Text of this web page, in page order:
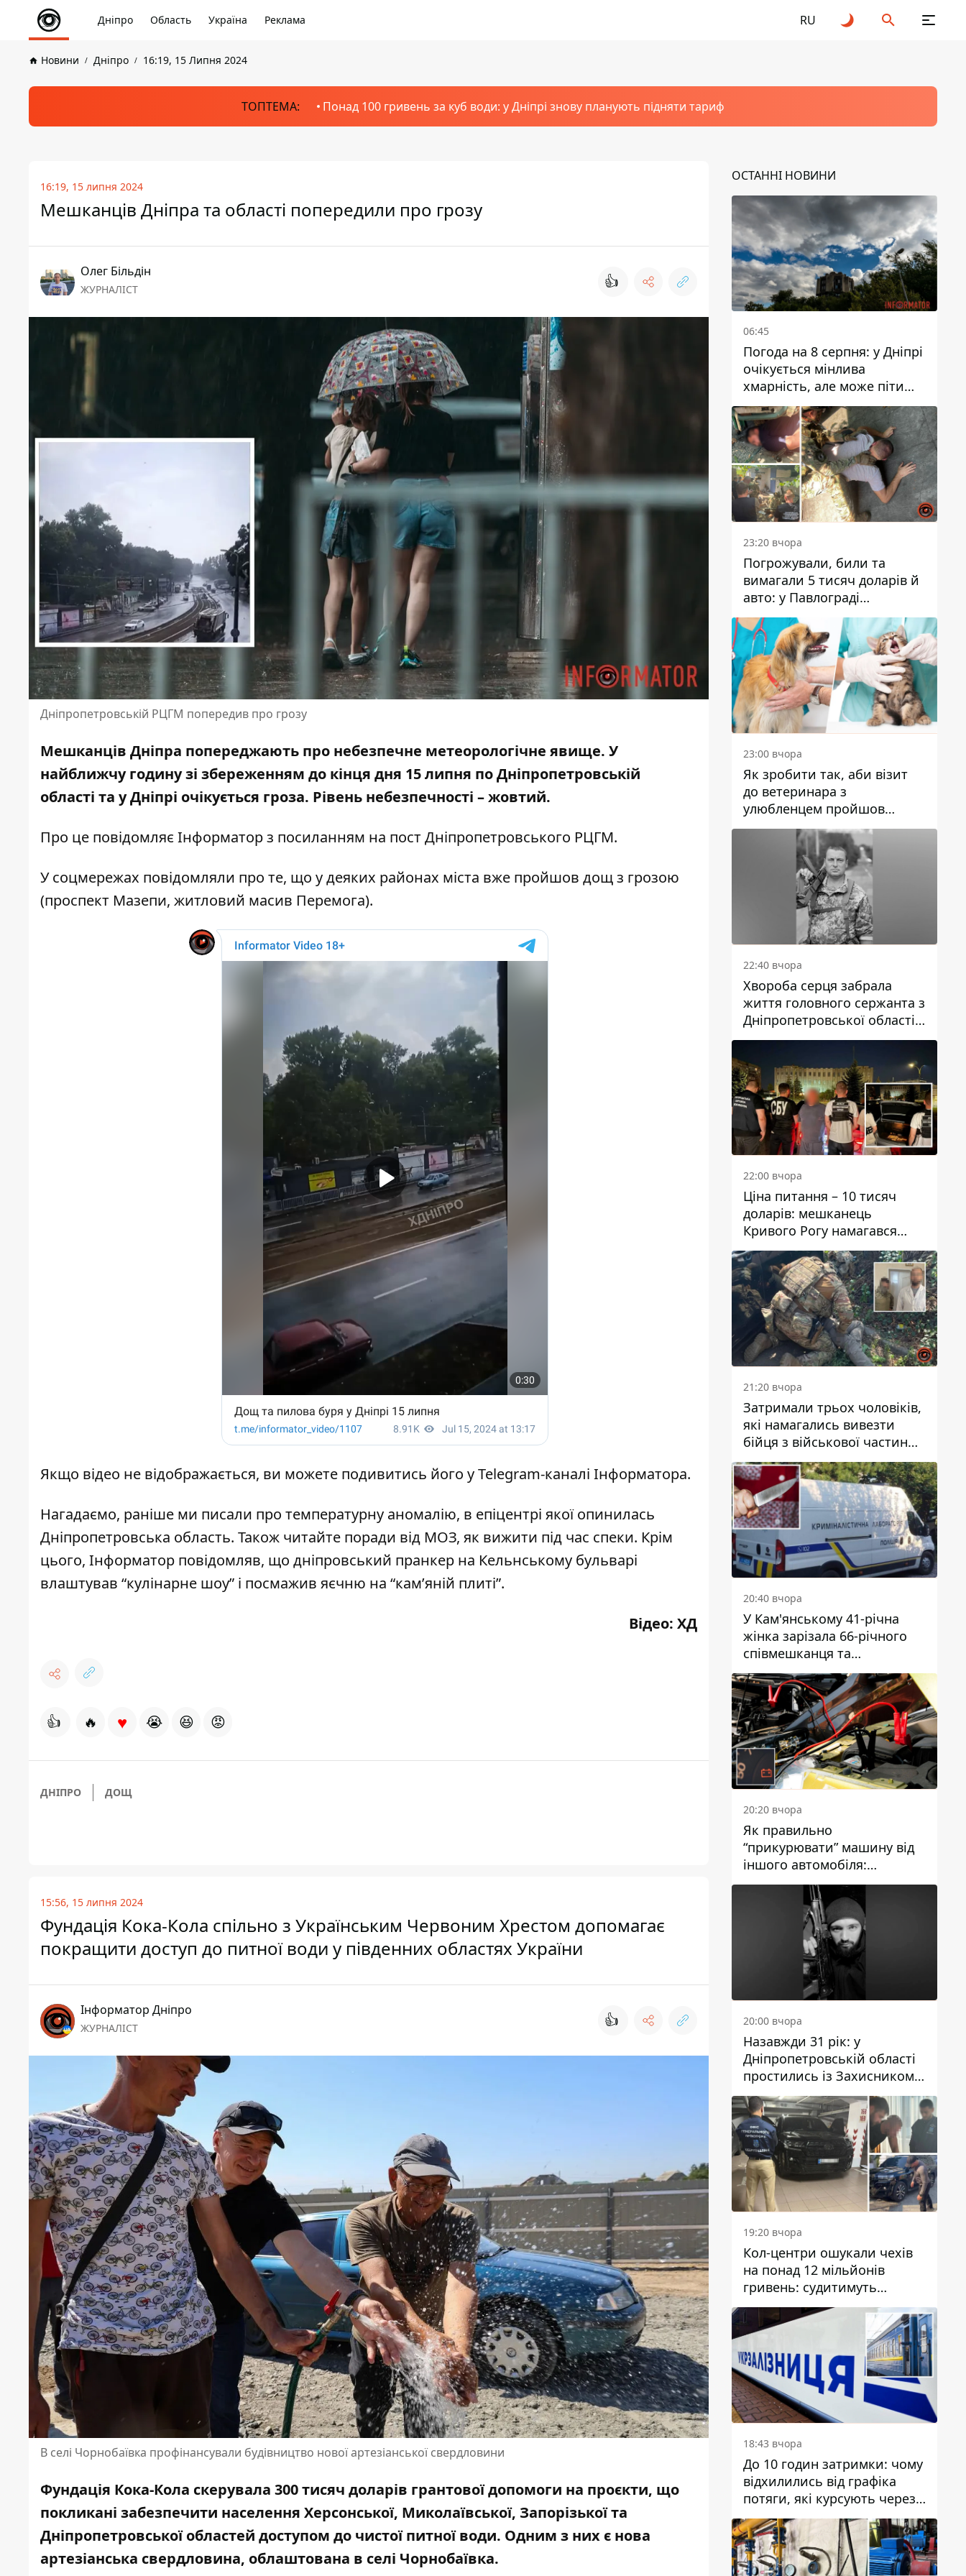
Дніпро Область Україна Реклама RU
Новини Дніпро 16:19, 15 Липня 2024
ТОПТЕМА: Понад 100 гривень за куб води: у Дніпрі знову планують підняти тариф
16:19, 15 липня 2024
Мешканців Дніпра та області попередили про грозу
Олег Більдін
ЖУРНАЛІСТ 👍
Дніпропетровській РЦГМ попередив про грозу
Мешканців Дніпра попереджають про небезпечне метеорологічне явище. У
найближчу годину зі збереженням до кінця дня 15 липня по Дніпропетровській
області та у Дніпрі очікується гроза. Рівень небезпечності – жовтий.
Про це повідомляє Інформатор з посиланням на пост Дніпропетровського РЦГМ.
У соцмережах повідомляли про те, що у деяких районах міста вже пройшов дощ з грозою
(проспект Мазепи, житловий масив Перемога).
Якщо відео не відображається, ви можете подивитись його у Telegram-каналі Інформатора.
Нагадаємо, раніше ми писали про температурну аномалію, в епіцентрі якої опинилась
Дніпропетровська область. Також читайте поради від МОЗ, як вижити під час спеки. Крім
цього, Інформатор повідомляв, що дніпровський пранкер на Кельнському бульварі
влаштував “кулінарне шоу” і посмажив яєчню на “кам’яній плиті”.
Відео: ХД
👍 🔥 ♥ 😭 😆 😡
ДНІПРО ДОЩ
15:56, 15 липня 2024
Фундація Кока-Кола спільно з Українським Червоним Хрестом допомагає
покращити доступ до питної води у південних областях України
Інформатор Дніпро
ЖУРНАЛІСТ 👍
В селі Чорнобаївка профінансували будівництво нової артезіанської свердловини
Фундація Кока-Кола скерувала 300 тисяч доларів грантової допомоги на проєкти, що
покликані забезпечити населення Херсонської, Миколаївської, Запорізької та
Дніпропетровської областей доступом до чистої питної води. Одним з них є нова
артезіанська свердловина, облаштована в селі Чорнобаївка.
ОСТАННІ НОВИНИ
06:45
Погода на 8 серпня: у Дніпрі
очікується мінлива
хмарність, але може піти
дощ
23:20 вчора
Погрожували, били та
вимагали 5 тисяч доларів й
авто: у Павлограді
затримали двох чоловіків
23:00 вчора
Як зробити так, аби візит
до ветеринара з
улюбленцем пройшов
спокійно: прості поради
22:40 вчора
Хвороба серця забрала
життя головного сержанта з
Дніпропетровської області
Юрія Свистуна
22:00 вчора
Ціна питання – 10 тисяч
доларів: мешканець
Кривого Рогу намагався
переправити чоловіка до
Словаччини
21:20 вчора
Затримали трьох чоловіків,
які намагались вивезти
бійця з військової частини
до Дніпра за 7 тисяч
доларів: серед них був лікар
20:40 вчора
У Кам'янському 41-річна
жінка зарізала 66-річного
співмешканця та
намагалась обманути
поліцейських
20:20 вчора
Як правильно
“прикурювати” машину від
іншого автомобіля:
інструкція для водіїв
20:00 вчора
Назавжди 31 рік: у
Дніпропетровській області
простились із Захисником
Олександром Рєпіним
19:20 вчора
Кол-центри ошукали чехів
на понад 12 мільйонів
гривень: судитимуть
дніпрянина, який
організував
транснаціональну злочинну
організацію
18:43 вчора
До 10 годин затримки: чому
відхилились від графіка
потяги, які курсують через
Дніпро та область